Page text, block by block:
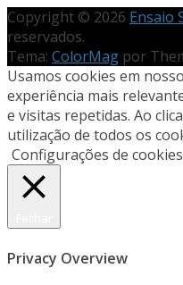
Copyright © 2026 Ensaio
reservados.
Tema: ColorMag por
Usamos cookies em
experiência mais
e visitas repetidas. Ao
utilização de todos os
Configurações de cookies
Privacy Overview